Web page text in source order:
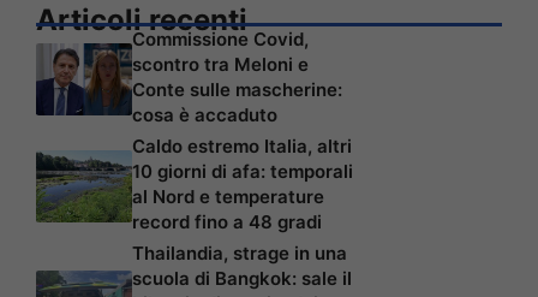
Articoli recenti
Commissione Covid,
scontro tra Meloni e
Conte sulle mascherine:
cosa è accaduto
Caldo estremo Italia, altri
10 giorni di afa: temporali
al Nord e temperature
record fino a 48 gradi
Thailandia, strage in una
scuola di Bangkok: sale il